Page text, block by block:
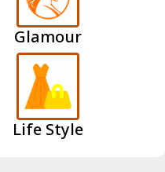
Glamour
Life Style